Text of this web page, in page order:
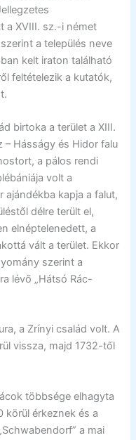
a XVIII. sz.-i német
a település neve
kelt iraton található
feltételezik a kutatók,
birtoka a terület a XIII.
– Hásságy és Hidor falu
a pálos rendi
volt a
kapja a falut,
délre terült el,
elnéptelenedett, a
vált a terület. Ekkor
szerint a
lévő „Hátsó Rác-
a Zrínyi család volt. A
vissza, majd 1732-től
többsége elhagyta
körül érkeznek és a
a mai